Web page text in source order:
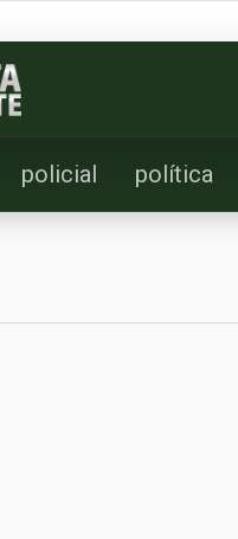
policial política